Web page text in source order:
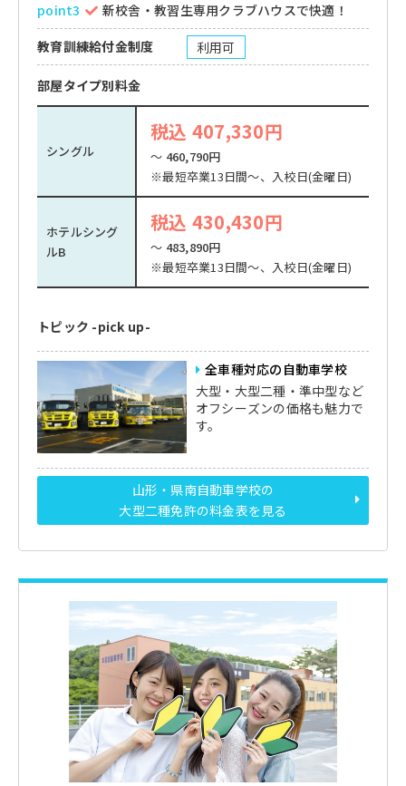
point3
新校舎・教習生専用クラブハウスで快適！
教育訓練給付金制度
利用可
部屋タイプ別料金
シングル
税込 407,330円
～ 460,790円
※最短卒業13日間～、入校日(金曜日)
ホテルシング
ルB
税込 430,430円
～ 483,890円
※最短卒業13日間～、入校日(金曜日)
トピック -pick up-
全車種対応の自動車学校
大型・大型二種・準中型など
オフシーズンの価格も魅力で
す。
山形・県南自動車学校の
大型二種免許の料金表を見る